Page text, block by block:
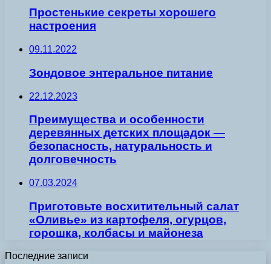
Простенькие секреты хорошего
настроения
09.11.2022
Зондовое энтеральное питание
22.12.2023
Преимущества и особенности
деревянных детских площадок —
безопасность, натуральность и
долговечность
07.03.2024
Приготовьте восхитительный салат
«Оливье» из картофеля, огурцов,
горошка, колбасы и майонеза
Последние записи